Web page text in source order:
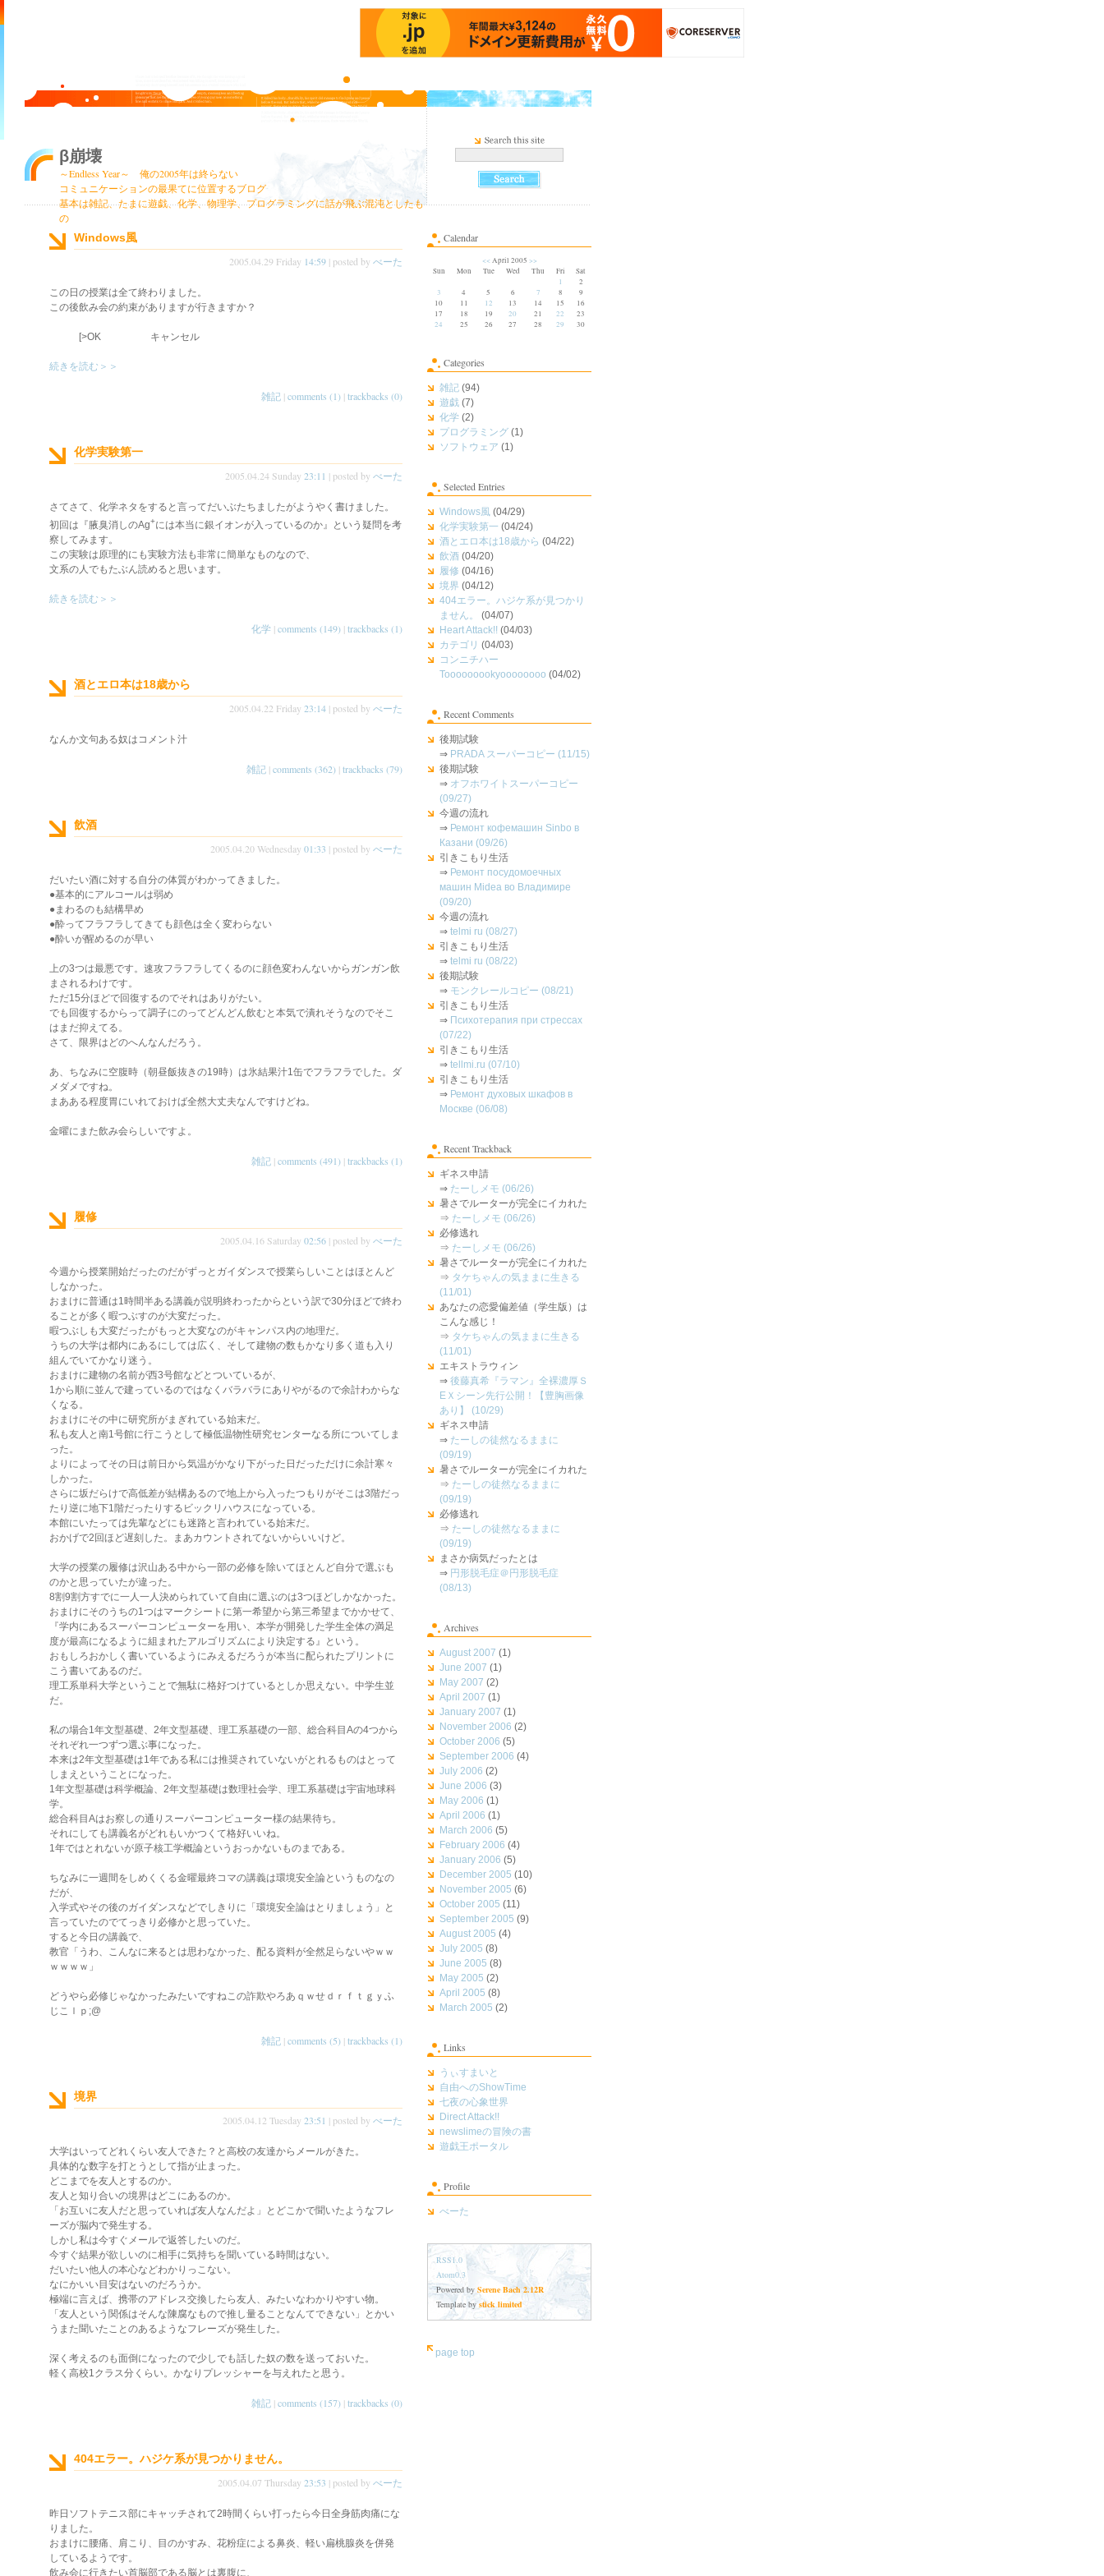
β崩壊
～Endless Year～ 俺の2005年は終らない
コミュニケーションの最果てに位置するブログ
基本は雑記、たまに遊戯、化学、物理学、プログラミングに話が飛ぶ混沌としたも
の
Windows風
2005.04.29 Friday 14:59 | posted by べーた
この日の授業は全て終わりました。
この後飲み会の約束がありますが行きますか？
[>OK キャンセル
続きを読む＞＞
雑記 |comments (1) |trackbacks (0)
化学実験第一
2005.04.24 Sunday 23:11 | posted by べーた
さてさて、化学ネタをすると言ってだいぶたちましたがようやく書けました。
初回は『腋臭消しのAg+には本当に銀イオンが入っているのか』という疑問を考
察してみます。
この実験は原理的にも実験方法も非常に簡単なものなので、
文系の人でもたぶん読めると思います。
続きを読む＞＞
化学 |comments (149) |trackbacks (1)
酒とエロ本は18歳から
2005.04.22 Friday 23:14 | posted by べーた
なんか文句ある奴はコメント汁
雑記 |comments (362) |trackbacks (79)
飲酒
2005.04.20 Wednesday 01:33 | posted by べーた
だいたい酒に対する自分の体質がわかってきました。
●基本的にアルコールは弱め
●まわるのも結構早め
●酔ってフラフラしてきても顔色は全く変わらない
●酔いが醒めるのが早い
上の3つは最悪です。速攻フラフラしてくるのに顔色変わんないからガンガン飲
まされるわけです。
ただ15分ほどで回復するのでそれはありがたい。
でも回復するからって調子にのってどんどん飲むと本気で潰れそうなのでそこ
はまだ抑えてる。
さて、限界はどのへんなんだろう。
あ、ちなみに空腹時（朝昼飯抜きの19時）は氷結果汁1缶でフラフラでした。ダ
メダメですね。
まあある程度胃にいれておけば全然大丈夫なんですけどね。
金曜にまた飲み会らしいですよ。
雑記 |comments (491) |trackbacks (1)
履修
2005.04.16 Saturday 02:56 | posted by べーた
今週から授業開始だったのだがずっとガイダンスで授業らしいことはほとんど
しなかった。
おまけに普通は1時間半ある講義が説明終わったからという訳で30分ほどで終わ
ることが多く暇つぶすのが大変だった。
暇つぶしも大変だったがもっと大変なのがキャンパス内の地理だ。
うちの大学は都内にあるにしては広く、そして建物の数もかなり多く道も入り
組んでいてかなり迷う。
おまけに建物の名前が西3号館などとついているが、
1から順に並んで建っているのではなくバラバラにありやがるので余計わからな
くなる。
おまけにその中に研究所がまぎれている始末だ。
私も友人と南1号館に行こうとして極低温物性研究センターなる所についてしま
った。
よりによってその日は前日から気温がかなり下がった日だっただけに余計寒々
しかった。
さらに坂だらけで高低差が結構あるので地上から入ったつもりがそこは3階だっ
たり逆に地下1階だったりするビックリハウスになっている。
本館にいたっては先輩などにも迷路と言われている始末だ。
おかげで2回ほど遅刻した。まあカウントされてないからいいけど。
大学の授業の履修は沢山ある中から一部の必修を除いてほとんど自分で選ぶも
のかと思っていたが違った。
8割9割方すでに一人一人決められていて自由に選ぶのは3つほどしかなかった。
おまけにそのうちの1つはマークシートに第一希望から第三希望までかかせて、
『学内にあるスーパーコンピューターを用い、本学が開発した学生全体の満足
度が最高になるように組まれたアルゴリズムにより決定する』という。
おもしろおかしく書いているようにみえるだろうが本当に配られたプリントに
こう書いてあるのだ。
理工系単科大学ということで無駄に格好つけているとしか思えない。中学生並
だ。
私の場合1年文型基礎、2年文型基礎、理工系基礎の一部、総合科目Aの4つから
それぞれ一つずつ選ぶ事になった。
本来は2年文型基礎は1年である私には推奨されていないがとれるものはとって
しまえということになった。
1年文型基礎は科学概論、2年文型基礎は数理社会学、理工系基礎は宇宙地球科
学。
総合科目Aはお察しの通りスーパーコンピューター様の結果待ち。
それにしても講義名がどれもいかつくて格好いいね。
1年ではとれないが原子核工学概論というおっかないものまである。
ちなみに一週間をしめくくる金曜最終コマの講義は環境安全論というものなの
だが、
入学式やその後のガイダンスなどでしきりに「環境安全論はとりましょう」と
言っていたのでてっきり必修かと思っていた。
すると今日の講義で、
教官「うわ、こんなに来るとは思わなかった、配る資料が全然足らないやｗｗ
ｗｗｗｗ」
どうやら必修じゃなかったみたいですねこの詐欺やろあｑｗせｄｒｆｔｇｙふ
じこｌｐ;@
雑記 |comments (5) |trackbacks (1)
境界
2005.04.12 Tuesday 23:51 | posted by べーた
大学はいってどれくらい友人できた？と高校の友達からメールがきた。
具体的な数字を打とうとして指が止まった。
どこまでを友人とするのか。
友人と知り合いの境界はどこにあるのか。
「お互いに友人だと思っていれば友人なんだよ」とどこかで聞いたようなフレ
ーズが脳内で発生する。
しかし私は今すぐメールで返答したいのだ。
今すぐ結果が欲しいのに相手に気持ちを聞いている時間はない。
だいたい他人の本心などわかりっこない。
なにかいい目安はないのだろうか。
極端に言えば、携帯のアドレス交換したら友人、みたいなわかりやすい物。
「友人という関係はそんな陳腐なもので推し量ることなんてできない」とかい
うまた聞いたことのあるようなフレーズが発生した。
深く考えるのも面倒になったので少しでも話した奴の数を送っておいた。
軽く高校1クラス分くらい。かなりプレッシャーを与えれたと思う。
雑記 |comments (157) |trackbacks (0)
404エラー。ハジケ系が見つかりません。
2005.04.07 Thursday 23:53 | posted by べーた
昨日ソフトテニス部にキャッチされて2時間くらい打ったら今日全身筋肉痛にな
りました。
おまけに腰痛、肩こり、目のかすみ、花粉症による鼻炎、軽い扁桃腺炎を併発
しているようです。
飲み会に行きたい首脳部である脳とは裏腹に、
Calendar
<< April 2005 >>
Sun
Mon Tue Wed Thu Fri
Sat
1
2
3
4 5 6 7 8
9
10
11 12 13 14 15
16
17
18 19 20 21 22
23
24
25 26 27 28 29 30
Categories
雑記 (94)
遊戯 (7)
化学 (2)
プログラミング (1)
ソフトウェア (1)
Selected Entries
Windows風 (04/29)
化学実験第一 (04/24)
酒とエロ本は18歳から (04/22)
飲酒 (04/20)
履修 (04/16)
境界 (04/12)
404エラー。ハジケ系が見つかり
ません。
(04/07)
Heart Attack!! (04/03)
カテゴリ (04/03)
コンニチハー
Tooooooookyoooooooo (04/02)
Recent Comments
後期試験
⇒ PRADA スーパーコピー (11/15)
後期試験
⇒ オフホワイトスーパーコピー
(09/27)
今週の流れ
⇒ Ремонт кофемашин Sinbo в
Казани (09/26)
引きこもり生活
⇒ Ремонт посудомоечных
машин Midea во Владимире
(09/20)
今週の流れ
⇒ telmi ru (08/27)
引きこもり生活
⇒ telmi ru (08/22)
後期試験
⇒ モンクレールコピー (08/21)
引きこもり生活
⇒ Психотерапия при стрессах
(07/22)
引きこもり生活
⇒ tellmi.ru (07/10)
引きこもり生活
⇒ Ремонт духовых шкафов в
Москве (06/08)
Recent Trackback
ギネス申請
⇒ たーしメモ (06/26)
暑さでルーターが完全にイカれた
⇒ たーしメモ (06/26)
必修逃れ
⇒ たーしメモ (06/26)
暑さでルーターが完全にイカれた
⇒ タケちゃんの気ままに生きる
(11/01)
あなたの恋愛偏差値（学生版）は
こんな感じ！
⇒ タケちゃんの気ままに生きる
(11/01)
エキストラウィン
⇒ 後藤真希『ラマン』全裸濃厚Ｓ
EＸシーン先行公開！【豊胸画像
あり】 (10/29)
ギネス申請
⇒ たーしの徒然なるままに
(09/19)
暑さでルーターが完全にイカれた
⇒ たーしの徒然なるままに
(09/19)
必修逃れ
⇒ たーしの徒然なるままに
(09/19)
まさか病気だったとは
⇒ 円形脱毛症＠円形脱毛症
(08/13)
Archives
August 2007 (1)
June 2007 (1)
May 2007 (2)
April 2007 (1)
January 2007 (1)
November 2006 (2)
October 2006 (5)
September 2006 (4)
July 2006 (2)
June 2006 (3)
May 2006 (1)
April 2006 (1)
March 2006 (5)
February 2006 (4)
January 2006 (5)
December 2005 (10)
November 2005 (6)
October 2005 (11)
September 2005 (9)
August 2005 (4)
July 2005 (8)
June 2005 (8)
May 2005 (2)
April 2005 (8)
March 2005 (2)
Links
うぃすまいと
自由へのShowTime
七夜の心象世界
Direct Attack!!
newslimeの冒険の書
遊戯王ポータル
Profile
べーた
RSS1.0
Atom0.3
Powered by Serene Bach 2.12R
Template bystick limited
page top